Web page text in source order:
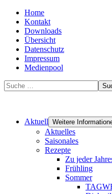
Home
Kontakt
Downloads
Übersicht
Datenschutz
Impressum
Medienpool
Aktuell Weitere
Aktuelles
Saisonales
Rezepte
Zu jeder
Frühling
Sommer